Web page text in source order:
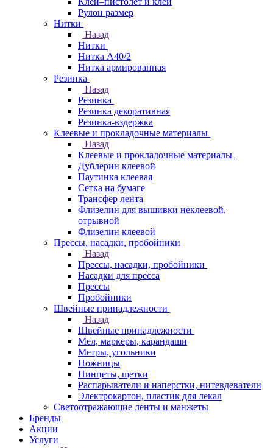
Рулон размер
Нитки
Назад
Нитки
Нитка А40/2
Нитка армированная
Резинка
Назад
Резинка
Резинка декоративная
Резинка-вздержка
Клеевые и прокладочные материалы
Назад
Клеевые и прокладочные материалы
Дублерин клеевой
Паутинка клеевая
Сетка на бумаге
Трансфер лента
Флизелин для вышивки неклеевой,
отрывной
Флизелин клеевой
Прессы, насадки, пробойники
Назад
Прессы, насадки, пробойники
Насадки для пресса
Прессы
Пробойники
Швейные принадлежности
Назад
Швейные принадлежности
Мел, маркеры, карандаши
Метры, угольники
Ножницы
Пинцеты, щетки
Распарыватели и наперстки, нитевдеватели
Электрокартон, пластик для лекал
Светоотражающие ленты и манжеты
Бренды
Акции
Услуги